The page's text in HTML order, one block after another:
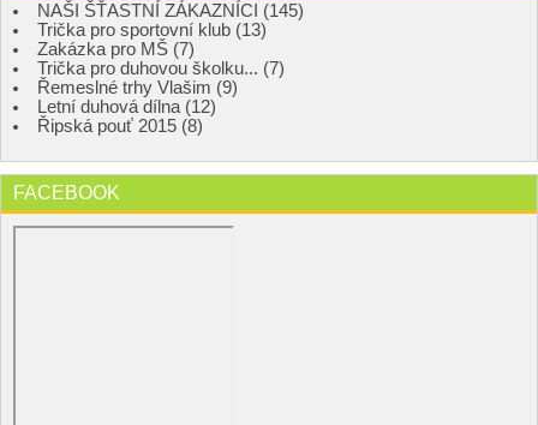
NAŠI ŠŤASTNÍ ZÁKAZNÍCI (145)
Trička pro sportovní klub (13)
Zakázka pro MŠ (7)
Trička pro duhovou školku... (7)
Řemeslné trhy Vlašim (9)
Letní duhová dílna (12)
Řipská pouť 2015 (8)
FACEBOOK